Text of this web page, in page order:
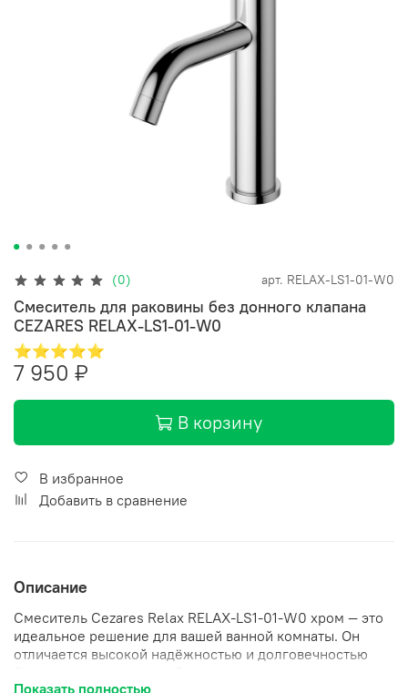
(0) арт. RELAX-LS1-01-W0
Смеситель для раковины без донного клапана
CEZARES RELAX-LS1-01-W0
⭐⭐⭐⭐⭐
7 950 ₽
В корзину
В избранное
Добавить в сравнение
Описание
Смеситель Cezares Relax RELAX-LS1-01-W0 хром — это
идеальное решение для вашей ванной комнаты. Он
отличается высокой надёжностью и долговечностью
Показать полностью